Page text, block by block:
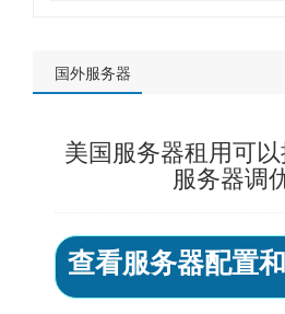
国外服务器
美国服务器租用可
服务器调
查看服务器配置